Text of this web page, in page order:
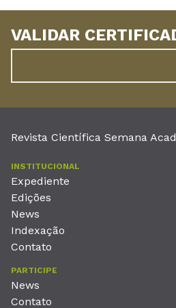
VALIDAR
Revista Científica Semana
INSTITUCIONAL
Expediente
Edições
News
Indexação
Contato
PARTICIPE
News
Contato